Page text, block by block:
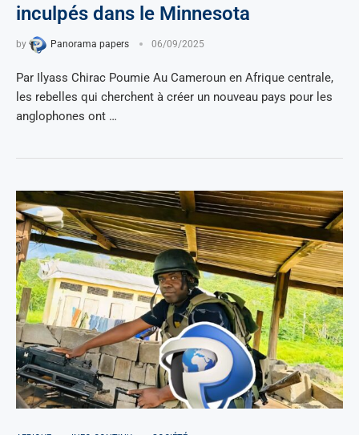
inculpés dans le Minnesota
by Panorama papers 06/09/2025
Par Ilyass Chirac Poumie Au Cameroun en Afrique centrale,
les rebelles qui cherchent à créer un nouveau pays pour les
anglophones ont …